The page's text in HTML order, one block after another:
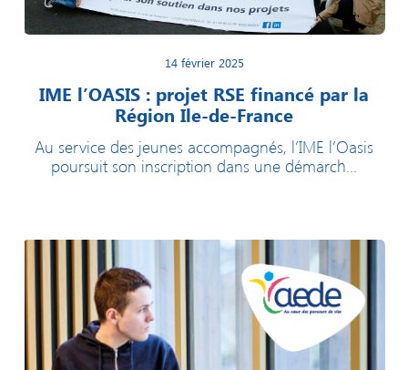
14 février 2025
IME l’OASIS : projet RSE financé par la
Région Ile-de-France
Au service des jeunes accompagnés, l’IME l’Oasis
poursuit son inscription dans une démarch...